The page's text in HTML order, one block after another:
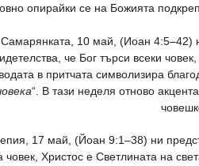
опирайки се на Божията
10 май, (Иоан 4:5–42)
че Бог търси всеки
в притчата символизира
“. В тази неделя отново
17 май, (Йоан 9:1–38) ни
Христос е Светлината на